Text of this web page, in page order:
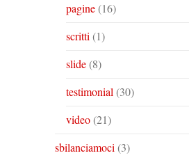
pagine(16)
scritti (1)
slide(8)
testimonial (30)
video(21)
sbilanciamoci (3)